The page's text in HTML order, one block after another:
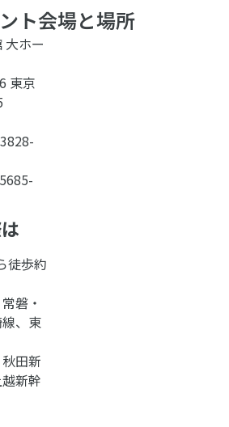
ト会場と場所
大ホー
東京
徒歩約
磐・
、東
田新
新幹